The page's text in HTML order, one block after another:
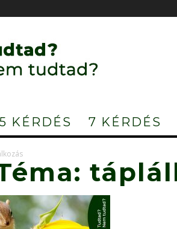
Nem
tudtad?
5 KÉRDÉS 7 KÉRDÉS